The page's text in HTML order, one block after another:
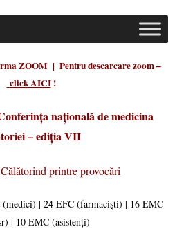
ZOOM | Pentru descarcare zoom –
click AICI!
națională de medicina
– ediția VII
printre provocări
| 24 EFC (farmaciști) | 16 EMC
| 10 EMC (asistenți)